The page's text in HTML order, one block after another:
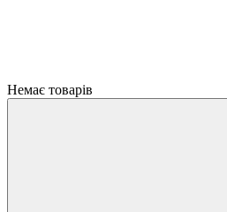
Немає товарів